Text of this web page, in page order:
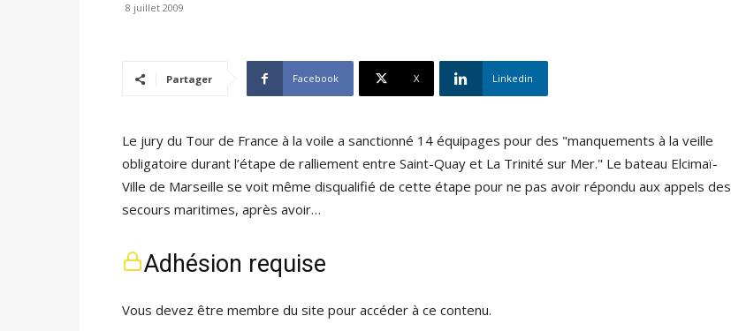
8 juillet 2009
Partager Facebook X Linkedin
Le jury du Tour de France à la voile a sanctionné 14 équipages pour des "manquements à la veille
obligatoire durant l’étape de ralliement entre Saint-Quay et La Trinité sur Mer." Le bateau Elcimaï-
Ville de Marseille se voit même disqualifié de cette étape pour ne pas avoir répondu aux appels des
secours maritimes, après avoir…
Adhésion requise
Vous devez être membre du site pour accéder à ce contenu.